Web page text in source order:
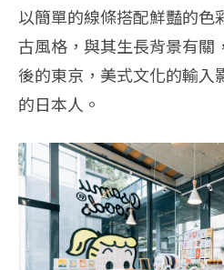
以簡單的線條搭配鮮豔的色
古風格，與其生長背景有關
後的東京，美式文化的輸入
的日本人。